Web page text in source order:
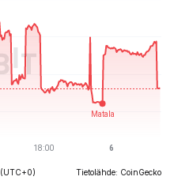
(UTC+0)
Tietolähde: CoinGecko